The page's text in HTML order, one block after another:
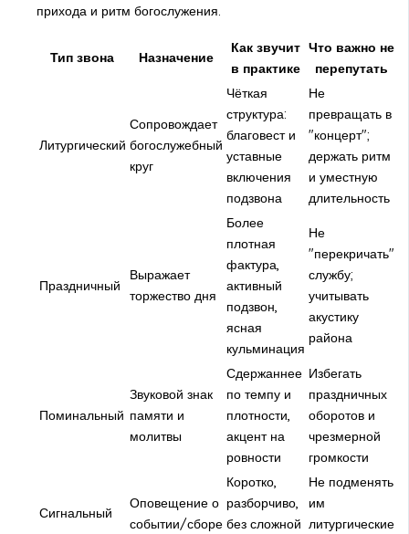
прихода и ритм богослужения.
Тип звона Назначение
Как звучит
в практике
Что важно не
перепутать
Литургический
Сопровождает
богослужебный
круг
Чёткая
структура:
благовест и
уставные
включения
подзвона
Не
превращать в
"концерт";
держать ритм
и уместную
длительность
Праздничный
Выражает
торжество дня
Более
плотная
фактура,
активный
подзвон,
ясная
кульминация
Не
"перекричать"
службу;
учитывать
акустику
района
Поминальный
Звуковой знак
памяти и
молитвы
Сдержаннее
по темпу и
плотности,
акцент на
ровности
Избегать
праздничных
оборотов и
чрезмерной
громкости
Сигнальный
Оповещение о
событии/сборе
Коротко,
разборчиво,
без сложной
Не подменять
им
литургические